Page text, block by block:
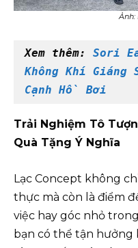
Ảnh:
Xem thêm: Sori
Không Khí
Cạnh Hồ Bơi
Trải Nghiệm Tô
Quà Tặng Ý Nghĩa
Lạc Concept không
thực mà còn là điểm
việc hay góc nhỏ
bạn có thể tận hưởng